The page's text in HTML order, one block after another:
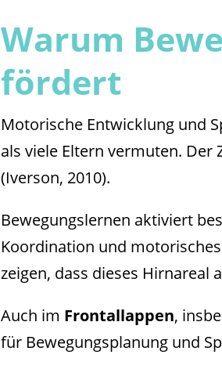
Warum
fördert
Motorische Entwicklung und
als viele Eltern vermuten.
(Iverson, 2010).
Bewegungslernen aktiviert
Koordination und
zeigen, dass dieses Hirnareal
Auch im Frontallappen,
für Bewegungsplanung und